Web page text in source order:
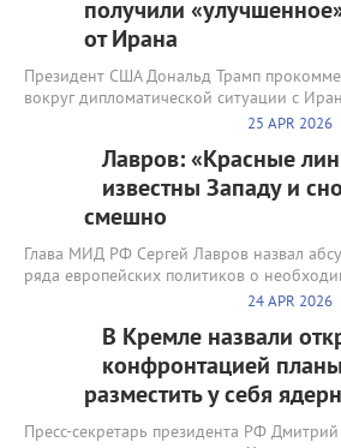
получили
от Ирана
Президент США Дональд Трамп
вокруг дипломатической ситуации с
25 APR 2026
Лавров: «Красные
известны Западу и
смешно
Глава МИД РФ Сергей Лавров назвал
ряда европейских политиков о
24 APR 2026
В Кремле назвали
конфронтацией
разместить у себя
Пресс-секретарь президента РФ